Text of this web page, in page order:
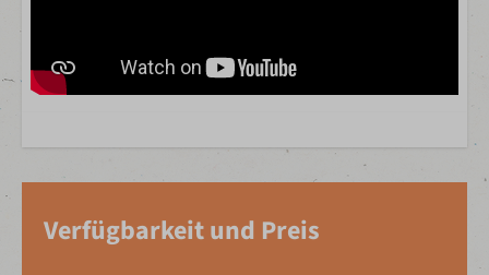
Verfügbarkeit und Preis